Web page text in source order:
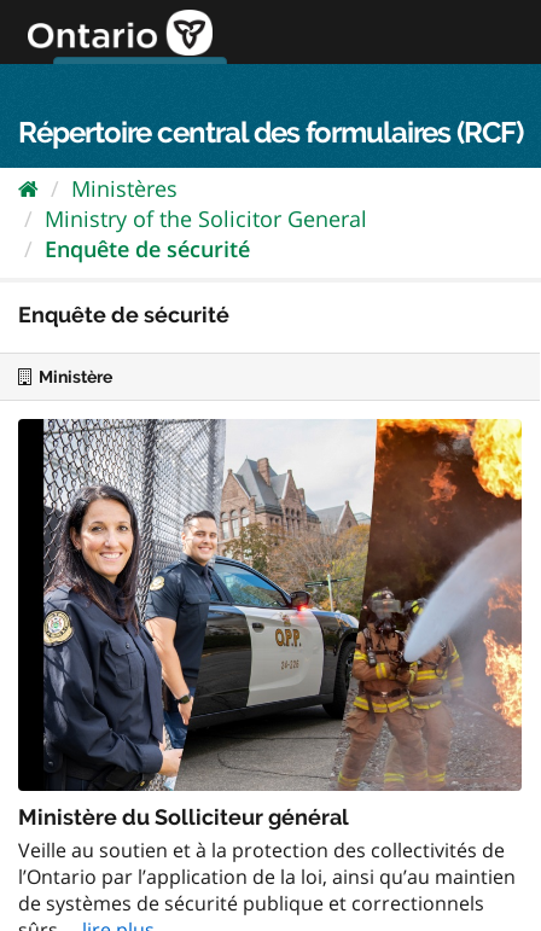
directement
au
Répertoire central des formulaires (RCF)
Ministères
Ministry of the Solicitor General
Enquête de sécurité
Enquête de sécurité
Ministère
Ministère du Solliciteur général
Veille au soutien et à la protection des collectivités de
l’Ontario par l’application de la loi, ainsi qu’au maintien
de systèmes de sécurité publique et correctionnels